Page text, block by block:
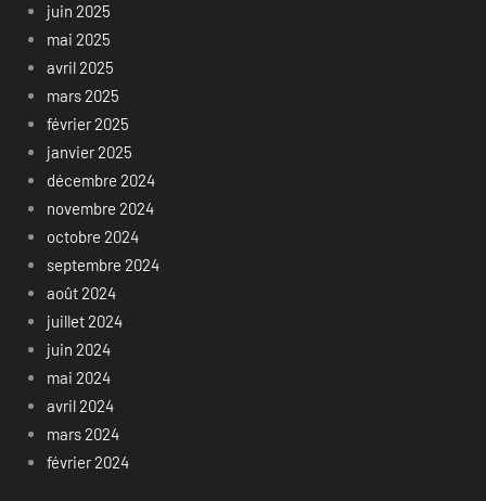
juin 2025
mai 2025
avril 2025
mars 2025
février 2025
janvier 2025
décembre 2024
novembre 2024
octobre 2024
septembre 2024
août 2024
juillet 2024
juin 2024
mai 2024
avril 2024
mars 2024
février 2024